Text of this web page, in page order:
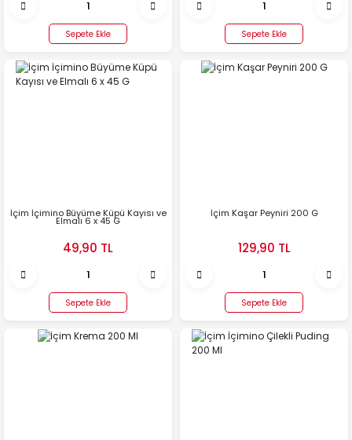
Sepete Ekle Sepete Ekle
İçim İçimino Büyüme Küpü Kayısı ve
Elmalı 6 x 45 G
49,90 TL
Sepete Ekle
İçim Kaşar Peyniri 200 G
129,90 TL
Sepete Ekle